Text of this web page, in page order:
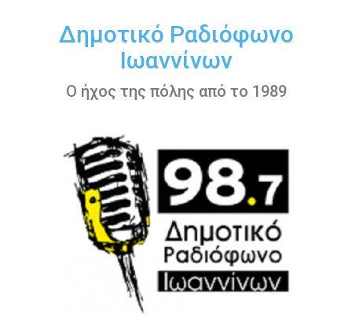
περιεχόμενοΔημοτικό Ραδιόφωνο
Ιωαννίνων
Ο ήχος της πόλης από το 1989